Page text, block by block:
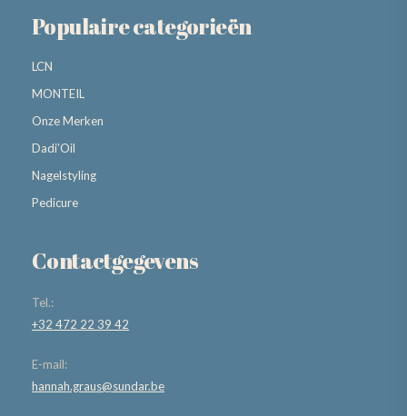
Populaire categorieën
LCN
MONTEIL
Onze Merken
Dadi’Oil
Nagelstyling
Pedicure
Contactgegevens
Tel.:
+32 472 22 39 42
E-mail:
hannah.graus@sundar.be